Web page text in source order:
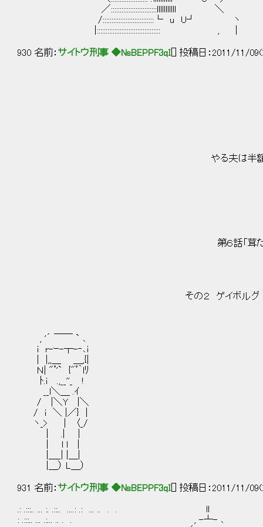
／::::::::::::::::::::::::::lllllllllll ＼
/:::::::::::::::::::::::::::::└ u U┘ ヽ
|:::::::::::::::::::::::::::::::::::: , |
930 名前： サイトウ刑事 ◆NsBEPPF3qI [] 投稿日：2011/11/
やる夫は半額弁当を奪い
第６話「茸たくさん天丼
その２ ゲイボルグ 「人生っての
, '´ ￣￣ ` ､
i r-ｰ-┬-‐､i
| |,,＿ ＿,{|
Ｎ| "ﾟ'` {"ﾟ｀lﾘ
ﾄ.i .,__''_ !
__l＼＿ .ｲ
/ |＼Y |＼
/ i ＼ |／} |
ヽ_> | 〈_/
|＿） L＿）
931 名前： サイトウ刑事 ◆NsBEPPF3qI [] 投稿日：2011/11/
.: .:::.. ... :. .::.. ....: .: ... .. . . ll . ..
: .:::.. ... .:... .. . . , -┴- ､ ....